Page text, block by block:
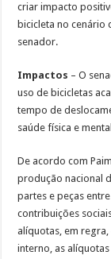
criar impacto
bicicleta no cenário
senador.
Impactos – O
uso de bicicletas
tempo de
saúde física e
De acordo com
produção nacional
partes e peças
contribuições
alíquotas, em
interno, as